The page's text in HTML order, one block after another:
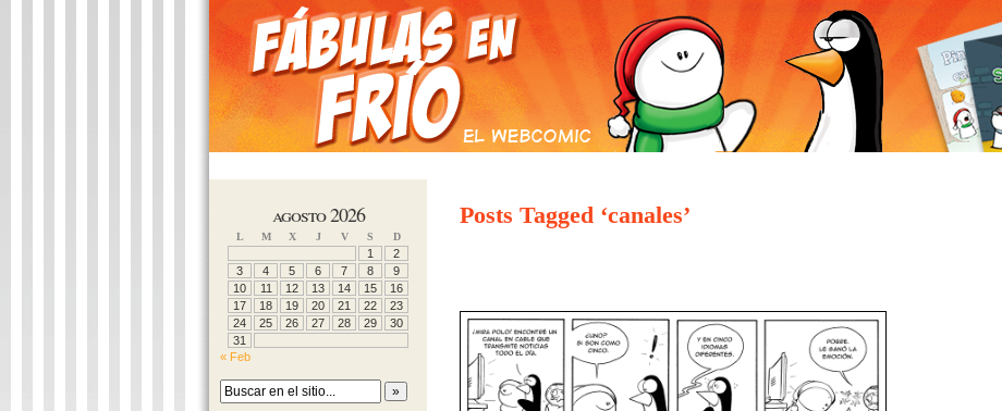
agosto 2026
L M X J V S D
1
2
3
4 5 6 7 8
9
10
11 12 13 14 15
16
17
18 19 20 21 22
23
24
25 26 27 28 29
30
31
« Feb
Posts Tagged ‘canales’